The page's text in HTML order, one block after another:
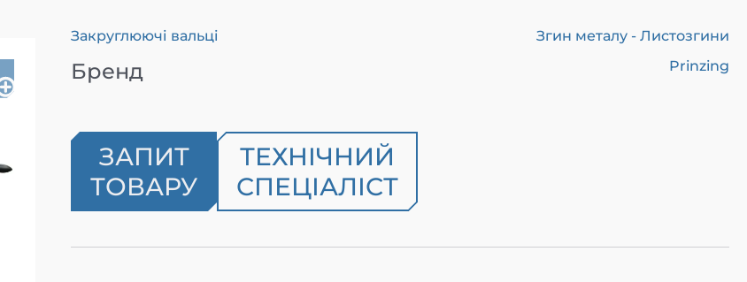
Закруглюючі вальці Згин металу - Листозгини
Бренд Prinzing
ЗАПИТ
ТОВАРУ
ТЕХНІЧНИЙ
СПЕЦІАЛІСТ